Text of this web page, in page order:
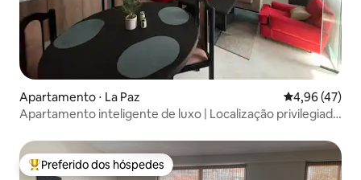
Apartamento ⋅ La Paz 4,96 de uma
4,96 (47)
Apartamento inteligente de luxo | Localização privilegiada
Entre os melhores preferidos dos hóspedes
Preferido dos hóspedes